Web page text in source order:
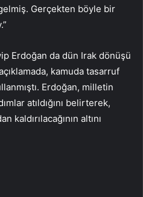
Gerçekten böyle bir
Erdoğan da dün Irak dönüşü
kamuda tasarruf
Erdoğan, milletin
atıldığını belirterek,
kaldırılacağının altını